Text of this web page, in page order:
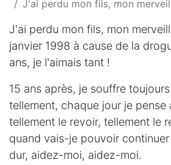
J'ai perdu mon fils, mon
J'ai perdu mon fils, mon
janvier 1998 à cause de la
ans, je l'aimais tant !
15 ans après, je souffre
tellement, chaque jour je pense
tellement le revoir, tellement le
quand vais-je pouvoir
dur, aidez-moi, aidez-moi.